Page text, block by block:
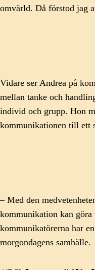
omvärld. Då förstod jag
Vidare ser Andrea på
mellan tanke och
individ och grupp. Hon
kommunikationen till ett
– Med den
kommunikation kan
kommunikatörerna har
morgondagens samhälle.